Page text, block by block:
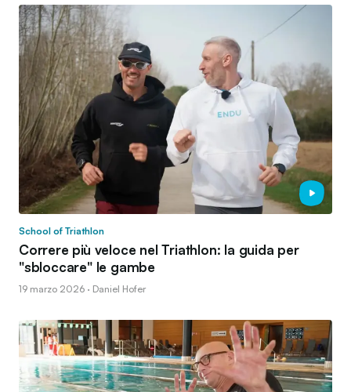
School of Triathlon
Correre più veloce nel Triathlon: la guida per
"sbloccare" le gambe
19 marzo 2026 · Daniel Hofer